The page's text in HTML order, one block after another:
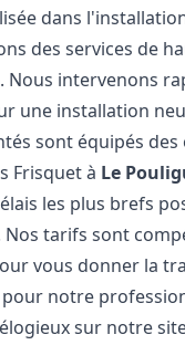
dans
des services de
Nous intervenons
une installation
sont équipés
Frisquet à Le
les plus brefs
tarifs sont
vous donner la
notre
sur notre